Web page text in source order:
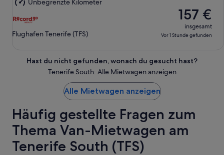
Aug. Unbegrenzte Kilometer
Flughafen Tenerife (TFS)
157 €
insgesamt
Vor 1 Stunde gefunden
Hast du nicht gefunden, wonach du gesucht hast?
Tenerife South: Alle Mietwagen anzeigen
Alle Mietwagen anzeigen
Häufig gestellte Fragen zum
Thema Van-Mietwagen am
Tenerife South (TFS)